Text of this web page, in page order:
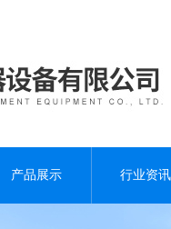
产品展示 行业资讯